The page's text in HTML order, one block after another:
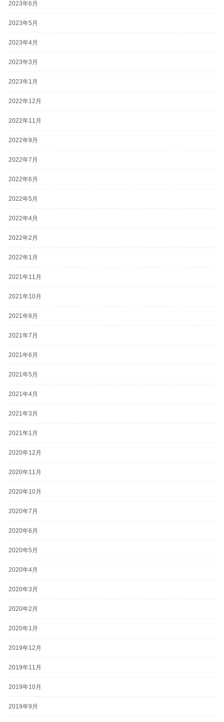
2023年6月
2023年5月
2023年4月
2023年3月
2023年1月
2022年12月
2022年11月
2022年9月
2022年7月
2022年6月
2022年5月
2022年4月
2022年2月
2022年1月
2021年11月
2021年10月
2021年8月
2021年7月
2021年6月
2021年5月
2021年4月
2021年3月
2021年1月
2020年12月
2020年11月
2020年10月
2020年7月
2020年6月
2020年5月
2020年4月
2020年3月
2020年2月
2020年1月
2019年12月
2019年11月
2019年10月
2019年9月